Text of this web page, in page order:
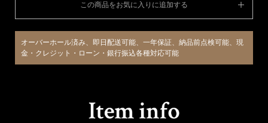
この商品をお気に入りに追加する
オーバーホール済み、即日配送可能、一年保証、納品前点検可能、現
金・クレジット・ローン・銀行振込各種対応可能